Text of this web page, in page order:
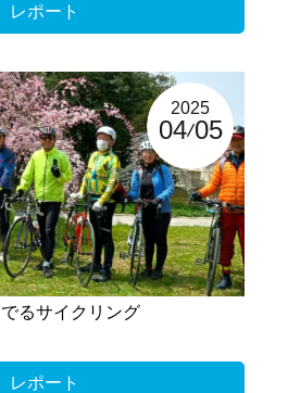
レポート
2025
04 05
るサイクリング
レポート